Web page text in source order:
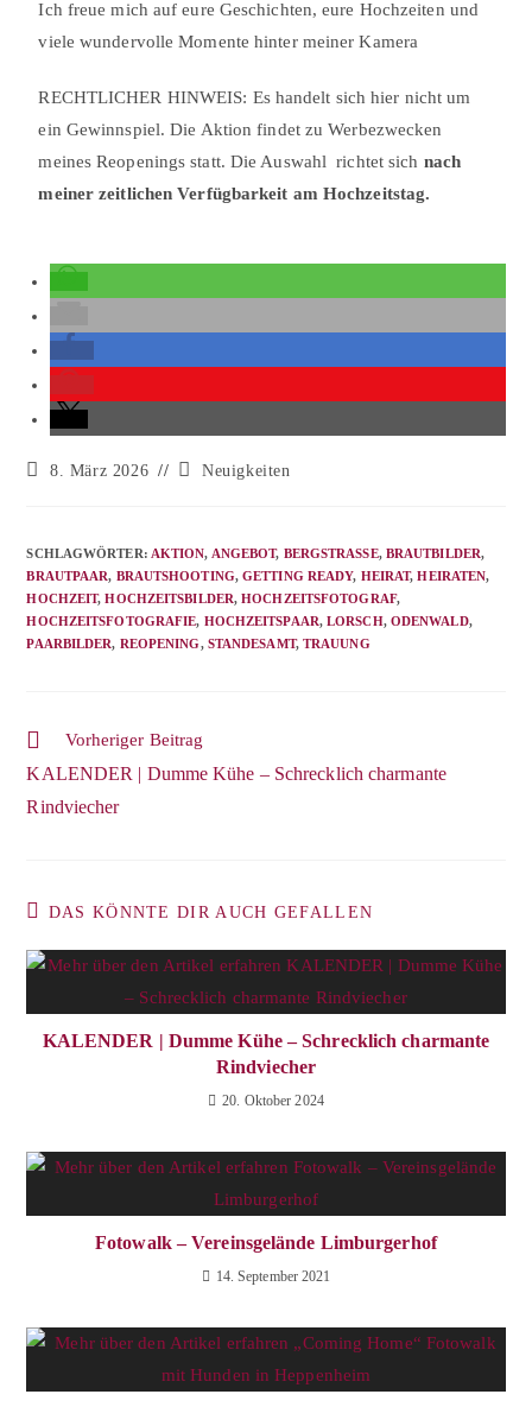
Ich freue mich auf eure Geschichten, eure Hochzeiten und
viele wundervolle Momente hinter meiner Kamera
RECHTLICHER HINWEIS: Es handelt sich hier nicht um
ein Gewinnspiel. Die Aktion findet zu Werbezwecken
meines Reopenings statt. Die Auswahl richtet sich nach
meiner zeitlichen Verfügbarkeit am Hochzeitstag.
8. März 2026 Neuigkeiten
SCHLAGWÖRTER: AKTION, ANGEBOT, BERGSTRASSE, BRAUTBILDER,
BRAUTPAAR, BRAUTSHOOTING, GETTING READY, HEIRAT, HEIRATEN,
HOCHZEIT, HOCHZEITSBILDER, HOCHZEITSFOTOGRAF,
HOCHZEITSFOTOGRAFIE, HOCHZEITSPAAR, LORSCH, ODENWALD,
PAARBILDER, REOPENING, STANDESAMT, TRAUUNG
Vorheriger Beitrag
KALENDER | Dumme Kühe – Schrecklich charmante
Rindviecher
DAS KÖNNTE DIR AUCH GEFALLEN
KALENDER | Dumme Kühe – Schrecklich charmante
Rindviecher
20. Oktober 2024
Fotowalk – Vereinsgelände Limburgerhof
14. September 2021